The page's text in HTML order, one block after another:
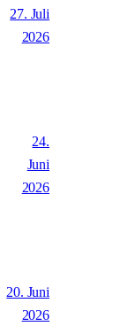
27. Juli
2026
24.
Juni
2026
20. Juni
2026